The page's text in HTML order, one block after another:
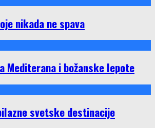
nikada ne spava
Mediterana i božanske lepote
svetske destinacije